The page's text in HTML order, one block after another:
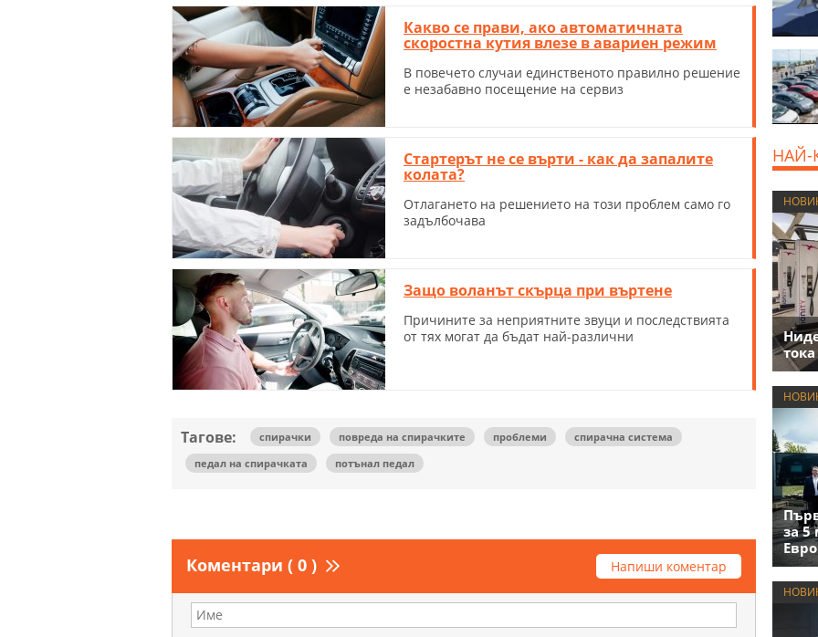
Какво се прави, ако автоматичната
скоростна кутия влезе в авариен режим
В повечето случаи единственото правилно решение
е незабавно посещение на сервиз
Стартерът не се върти - как да запалите
колата?
Отлагането на решението на този проблем само го
задълбочава
Защо воланът скърца при въртене
Причините за неприятните звуци и последствията
от тях могат да бъдат най-различни
Тагове: спирачки повреда на спирачките проблеми
спирачна система
педал на спирачката
потънал педал
Коментари ( 0 ) Напиши коментар
НАЙ-
за 5